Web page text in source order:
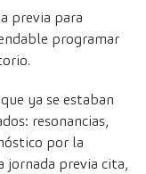
previa para
programar
ya se estaban
resonancias,
por la
jornada previa cita,